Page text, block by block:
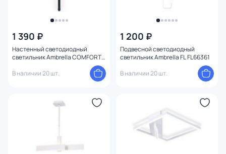
1 390 ₽
Настенный светодиодный
светильник Ambrella COMFORT
В наличии 20 шт.
1 200 ₽
Подвесной светодиодный
светильник Ambrella FL FL66361
В наличии 20 шт.